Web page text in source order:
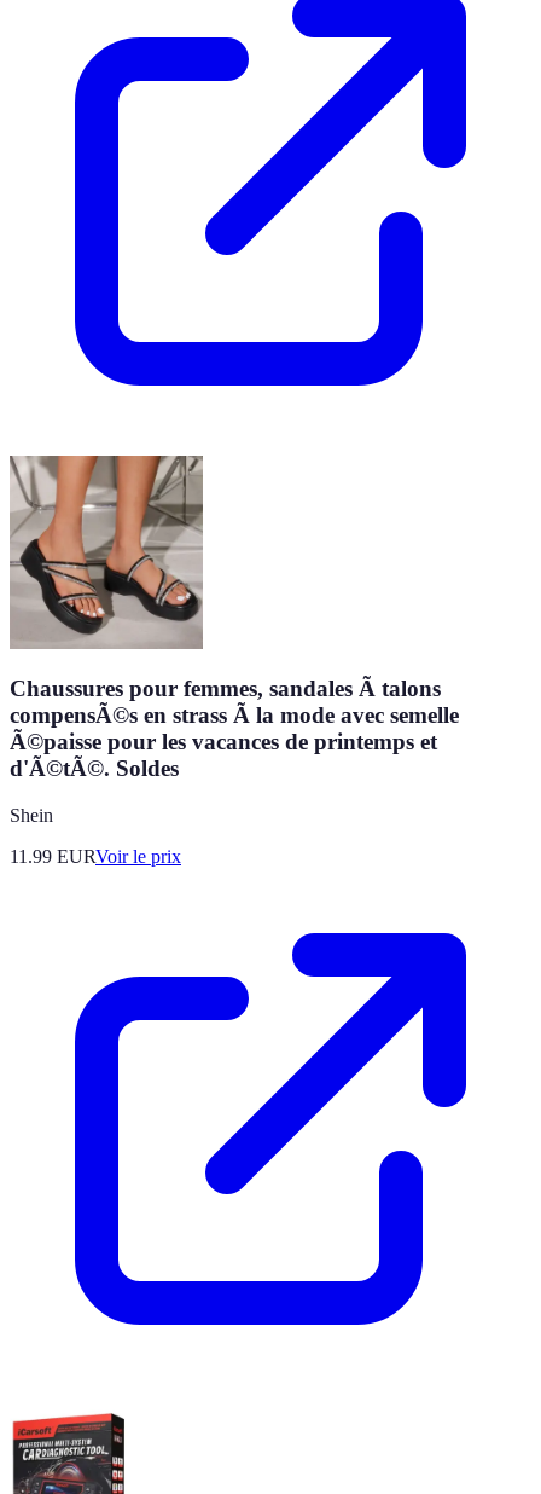
Chaussures pour femmes, sandales Ã talons
compensÃ©s en strass Ã la mode avec semelle
Ã©paisse pour les vacances de printemps et
d'Ã©tÃ©. Soldes
Shein
11.99 EURVoir le prix